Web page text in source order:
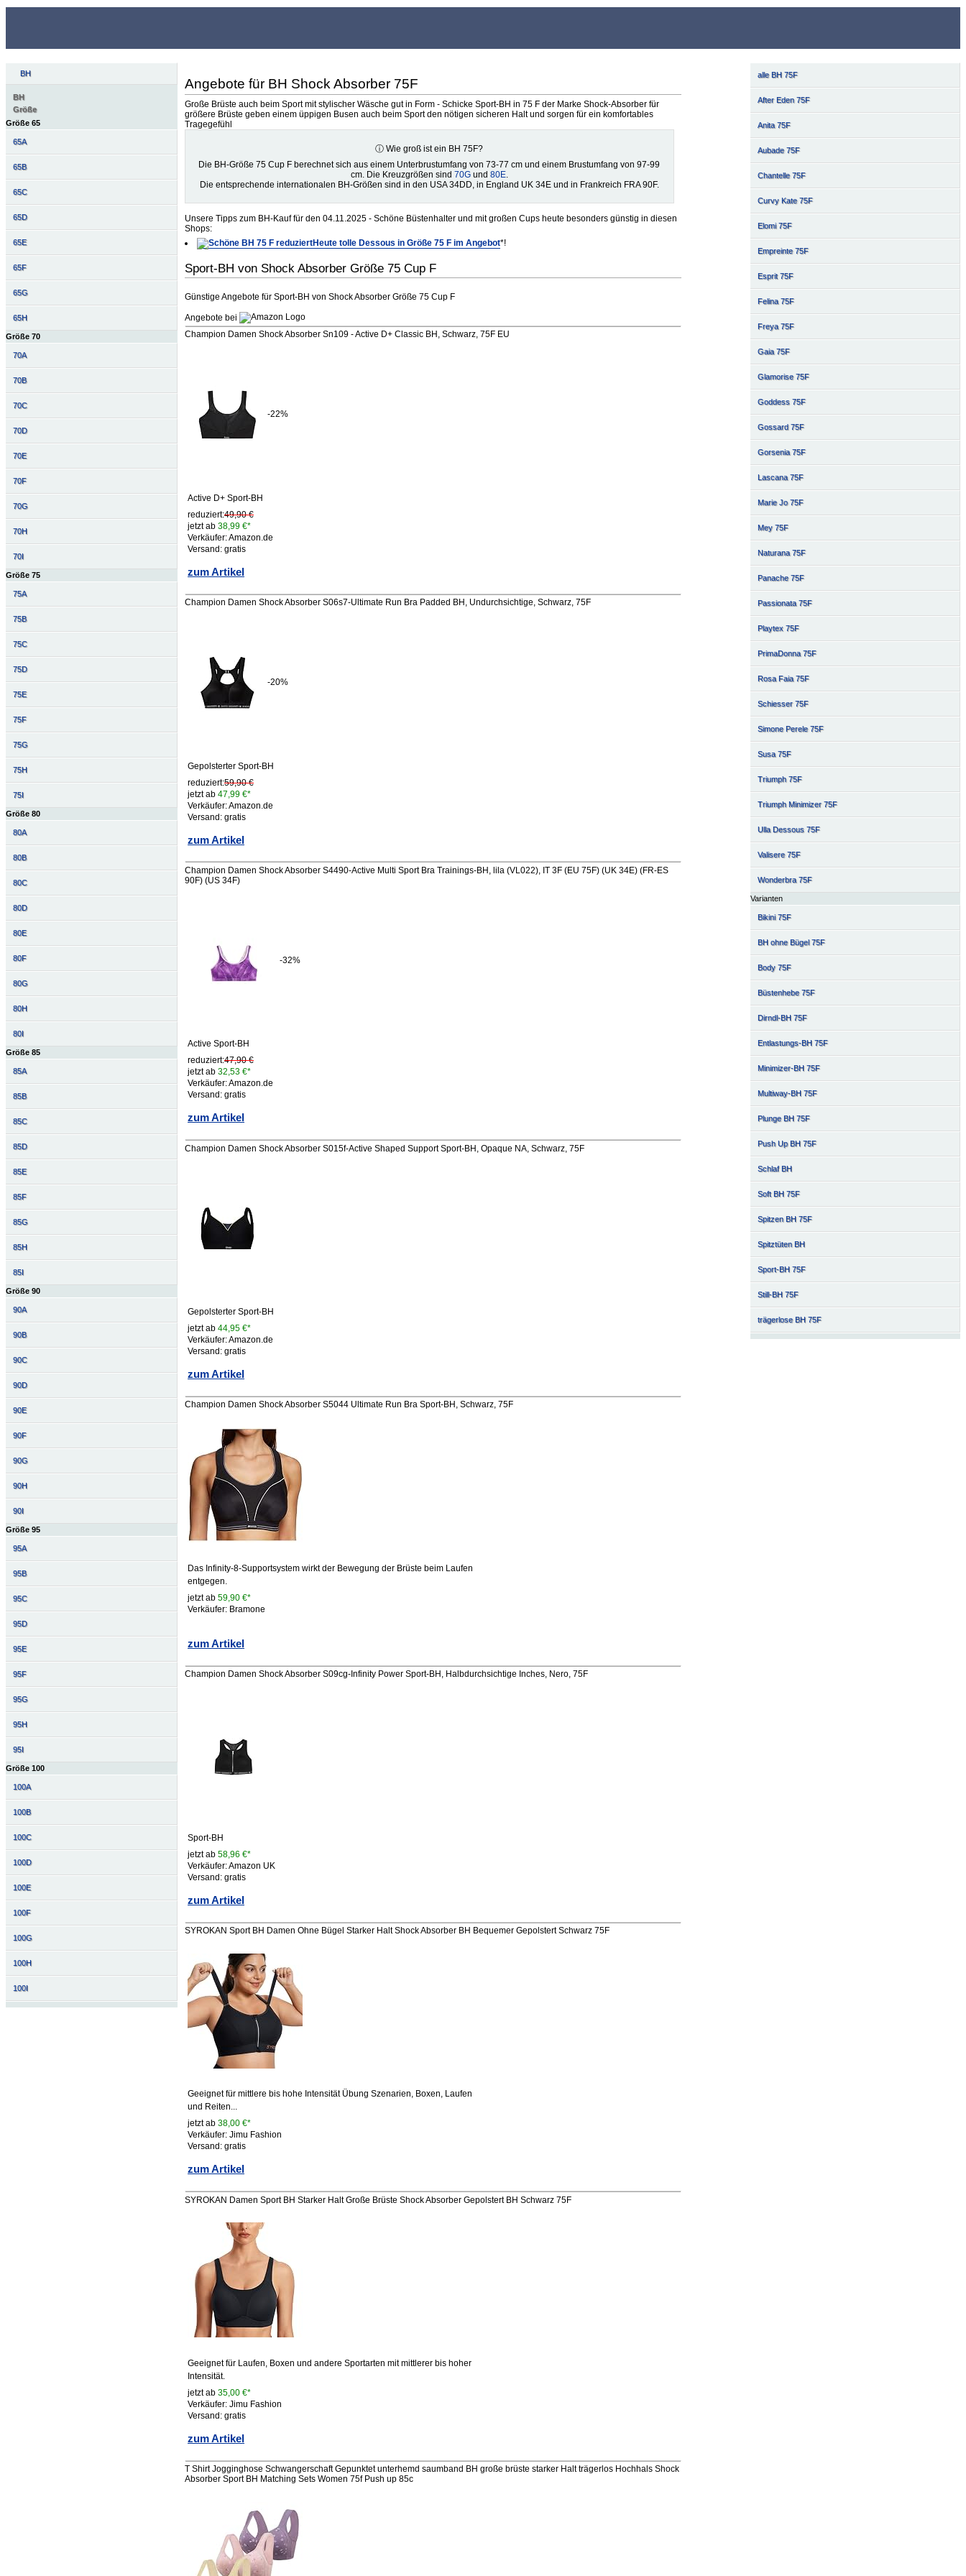
BH
BH
Größe
Größe 65
65A
65B
65C
65D
65E
65F
65G
65H
Größe 70
70A
70B
70C
70D
70E
70F
70G
70H
70I
Größe 75
75A
75B
75C
75D
75E
75F
75G
75H
75I
Größe 80
80A
80B
80C
80D
80E
80F
80G
80H
80I
Größe 85
85A
85B
85C
85D
85E
85F
85G
85H
85I
Größe 90
90A
90B
90C
90D
90E
90F
90G
90H
90I
Größe 95
95A
95B
95C
95D
95E
95F
95G
95H
95I
Größe 100
100A
100B
100C
100D
100E
100F
100G
100H
100I
alle BH 75F
After Eden 75F
Anita 75F
Aubade 75F
Chantelle 75F
Curvy Kate 75F
Elomi 75F
Empreinte 75F
Esprit 75F
Felina 75F
Freya 75F
Gaia 75F
Glamorise 75F
Goddess 75F
Gossard 75F
Gorsenia 75F
Lascana 75F
Marie Jo 75F
Mey 75F
Naturana 75F
Panache 75F
Passionata 75F
Playtex 75F
PrimaDonna 75F
Rosa Faia 75F
Schiesser 75F
Simone Perele 75F
Susa 75F
Triumph 75F
Triumph Minimizer 75F
Ulla Dessous 75F
Valisere 75F
Wonderbra 75F
Varianten
Bikini 75F
BH ohne Bügel 75F
Body 75F
Büstenhebe 75F
Dirndl-BH 75F
Entlastungs-BH 75F
Minimizer-BH 75F
Multiway-BH 75F
Plunge BH 75F
Push Up BH 75F
Schlaf BH
Soft BH 75F
Spitzen BH 75F
Spitztüten BH
Sport-BH 75F
Still-BH 75F
trägerlose BH 75F
Angebote für BH Shock Absorber 75F
Große Brüste auch beim Sport mit stylischer Wäsche gut in Form - Schicke Sport-BH in 75 F der Marke Shock-Absorber für
größere Brüste geben einem üppigen Busen auch beim Sport den nötigen sicheren Halt und sorgen für ein komfortables
Tragegefühl
ⓘ Wie groß ist ein BH 75F?
Die BH-Größe 75 Cup F berechnet sich aus einem Unterbrustumfang von 73-77 cm und einem Brustumfang von 97-99
cm. Die Kreuzgrößen sind 70Gund 80E.
Die entsprechende internationalen BH-Größen sind in den USA 34DD, in England UK 34E und in Frankreich FRA 90F.
Unsere Tipps zum BH-Kauf für den 04.11.2025 - Schöne Büstenhalter und mit großen Cups heute besonders günstig in diesen
Shops:
Heute tolle Dessous in Größe 75 F im Angebot*!
Sport-BH von Shock Absorber Größe 75 Cup F
Günstige Angebote für Sport-BH von Shock Absorber Größe 75 Cup F
Angebote bei
Champion Damen Shock Absorber Sn109 - Active D+ Classic BH, Schwarz, 75F EU
-22%
Active D+ Sport-BH
reduziert:49,90 €
jetzt ab38,99 €*
Verkäufer: Amazon.de
Versand: gratis
zum Artikel
Champion Damen Shock Absorber S06s7-Ultimate Run Bra Padded BH, Undurchsichtige, Schwarz, 75F
-20%
Gepolsterter Sport-BH
reduziert:59,90 €
jetzt ab47,99 €*
Verkäufer: Amazon.de
Versand: gratis
zum Artikel
Champion Damen Shock Absorber S4490-Active Multi Sport Bra Trainings-BH, lila (VL022), IT 3F (EU 75F) (UK 34E) (FR-ES
90F) (US 34F)
-32%
Active Sport-BH
reduziert:47,90 €
jetzt ab32,53 €*
Verkäufer: Amazon.de
Versand: gratis
zum Artikel
Champion Damen Shock Absorber S015f-Active Shaped Support Sport-BH, Opaque NA, Schwarz, 75F
Gepolsterter Sport-BH
jetzt ab44,95 €*
Verkäufer: Amazon.de
Versand: gratis
zum Artikel
Champion Damen Shock Absorber S5044 Ultimate Run Bra Sport-BH, Schwarz, 75F
Das Infinity-8-Supportsystem wirkt der Bewegung der Brüste beim Laufen
entgegen.
jetzt ab59,90 €*
Verkäufer: Bramone
zum Artikel
Champion Damen Shock Absorber S09cg-Infinity Power Sport-BH, Halbdurchsichtige Inches, Nero, 75F
Sport-BH
jetzt ab58,96 €*
Verkäufer: Amazon UK
Versand: gratis
zum Artikel
SYROKAN Sport BH Damen Ohne Bügel Starker Halt Shock Absorber BH Bequemer Gepolstert Schwarz 75F
Geeignet für mittlere bis hohe Intensität Übung Szenarien, Boxen, Laufen
und Reiten...
jetzt ab38,00 €*
Verkäufer: Jimu Fashion
Versand: gratis
zum Artikel
SYROKAN Damen Sport BH Starker Halt Große Brüste Shock Absorber Gepolstert BH Schwarz 75F
Geeignet für Laufen, Boxen und andere Sportarten mit mittlerer bis hoher
Intensität.
jetzt ab35,00 €*
Verkäufer: Jimu Fashion
Versand: gratis
zum Artikel
T Shirt Jogginghose Schwangerschaft Gepunktet unterhemd saumband BH große brüste starker Halt trägerlos Hochhals Shock
Absorber Sport BH Matching Sets Women 75f Push up 85c